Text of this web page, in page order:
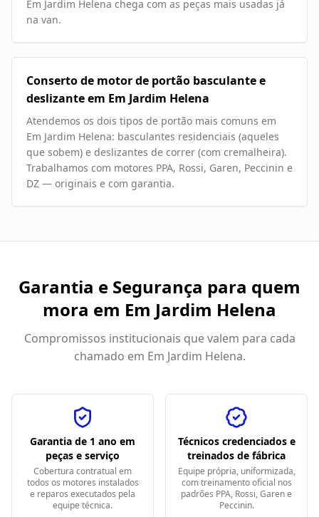
Em Jardim Helena chega com as peças mais usadas já
na van.
Conserto de motor de portão basculante e
deslizante em Em Jardim Helena
Atendemos os dois tipos de portão mais comuns em
Em Jardim Helena: basculantes residenciais (aqueles
que sobem) e deslizantes de correr (com cremalheira).
Trabalhamos com motores PPA, Rossi, Garen, Peccinin e
DZ — originais e com garantia.
Garantia e Segurança para quem
mora em Em Jardim Helena
Compromissos institucionais que valem para cada
chamado em Em Jardim Helena.
Garantia de 1 ano em
peças e serviço
Cobertura contratual em
todos os motores instalados
e reparos executados pela
equipe técnica.
Técnicos credenciados e
treinados de fábrica
Equipe própria, uniformizada,
com treinamento oficial nos
padrões PPA, Rossi, Garen e
Peccinin.